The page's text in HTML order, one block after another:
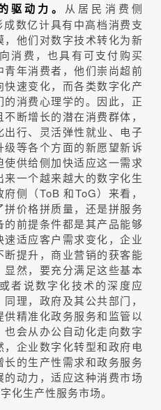
驱动力。 从居民消费侧
成数亿计具有中高档消费支
他们对数字技术转化为新
消费，也具有可支付购买
年消费者，他们崇尚超前
速变化，而各类数字化产
消费心理学的。因此，正
断增长的潜在消费群体，
行、灵活弹性就业、电子
等各个方面的新愿望新诉
供给侧加快适应这一需求
一个越来越大的数字化生
侧（ToB 和ToG）来看，
价格拼质量，还是拼服务
前提条件都是其产品能够
适应客户需求变化，企业
提升，商业营销的获客能
然，要充分满足这些基本
者说数字化技术的深度应
理，政府及其公共部门，
精准化政务服务和监管以
会从办公自动化走向数字
企业数字化转型和政府电
的生产性需求和政务服务
动力，适应这种消费市场
化生产性服务市场。